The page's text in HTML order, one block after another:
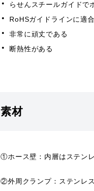
らせんスチールガイドで
RoHSガイドラインに適合
非常に頑丈である
断熱性がある
素材
①ホース壁：内層はステン
②外周クランプ：ステンレス